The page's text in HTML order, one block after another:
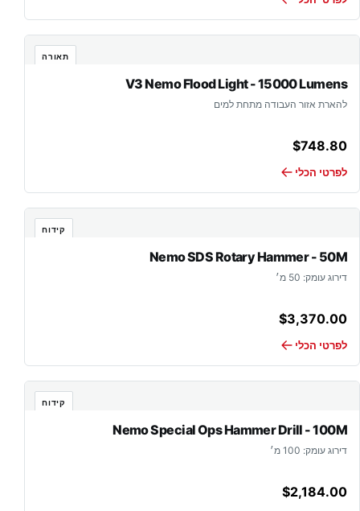
תאורה
V3 Nemo Flood Light - 15000 Lumens
להארת אזור העבודה מתחת למים
$748.80
לפרטי הכלי
קידוח
Nemo SDS Rotary Hammer - 50M
דירוג עומק: 50 מ׳
$3,370.00
לפרטי הכלי
קידוח
Nemo Special Ops Hammer Drill - 100M
דירוג עומק: 100 מ׳
$2,184.00